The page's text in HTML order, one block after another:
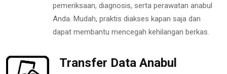
pemeriksaan, diagnosis, serta perawatan anabul
Anda. Mudah, praktis diakses kapan saja dan
dapat membantu mencegah kehilangan berkas.
Transfer Data Anabul